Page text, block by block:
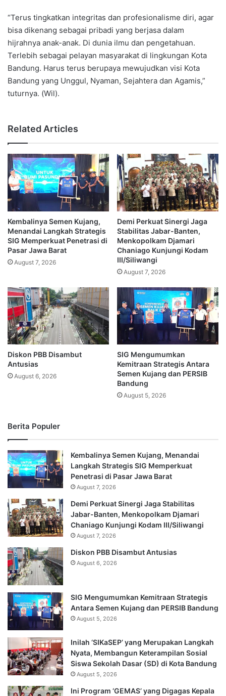
“Terus tingkatkan integritas dan profesionalisme diri, agar
bisa dikenang sebagai pribadi yang berjasa dalam
hijrahnya anak-anak. Di dunia ilmu dan pengetahuan.
Terlebih sebagai pelayan masyarakat di lingkungan Kota
Bandung. Harus terus berupaya mewujudkan visi Kota
Bandung yang Unggul, Nyaman, Sejahtera dan Agamis,”
tuturnya. (Wil).
Related Articles
Kembalinya Semen Kujang,
Menandai Langkah Strategis
SIG Memperkuat Penetrasi di
Pasar Jawa Barat
August 7, 2026
Demi Perkuat Sinergi Jaga
Stabilitas Jabar-Banten,
Menkopolkam Djamari
Chaniago Kunjungi Kodam
III/Siliwangi
August 7, 2026
Diskon PBB Disambut
Antusias
August 6, 2026
SIG Mengumumkan
Kemitraan Strategis Antara
Semen Kujang dan PERSIB
Bandung
August 5, 2026
Berita Populer
Kembalinya Semen Kujang, Menandai
Langkah Strategis SIG Memperkuat
Penetrasi di Pasar Jawa Barat
August 7, 2026
Demi Perkuat Sinergi Jaga Stabilitas
Jabar-Banten, Menkopolkam Djamari
Chaniago Kunjungi Kodam III/Siliwangi
August 7, 2026
Diskon PBB Disambut Antusias
August 6, 2026
SIG Mengumumkan Kemitraan Strategis
Antara Semen Kujang dan PERSIB Bandung
August 5, 2026
Inilah ‘SIKaSEP’ yang Merupakan Langkah
Nyata, Membangun Keterampilan Sosial
Siswa Sekolah Dasar (SD) di Kota Bandung
August 5, 2026
Ini Program ‘GEMAS’ yang Digagas Kepala